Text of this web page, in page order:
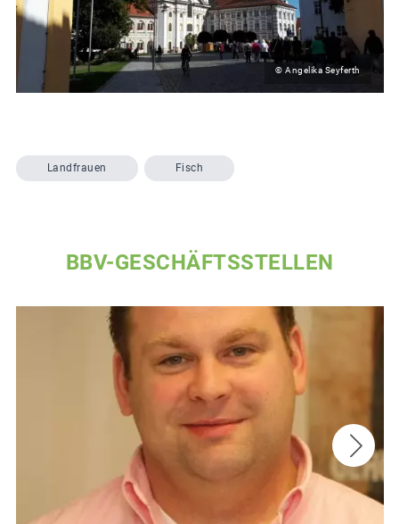
© Angelika Seyferth
Landfrauen Fisch
BBV-GESCHÄFTSSTELLEN